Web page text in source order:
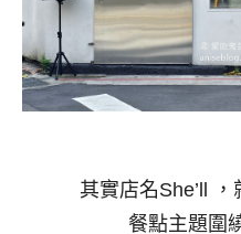
其實店名She’ll
餐點主題圍